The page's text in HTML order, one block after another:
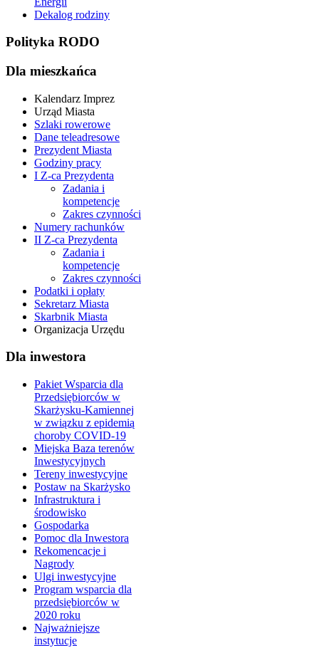
Dekalog rodziny
Polityka RODO
Dla mieszkańca
Kalendarz Imprez
Urząd Miasta
Szlaki rowerowe
Dane teleadresowe
Prezydent Miasta
Godziny pracy
I Z-ca Prezydenta
Zadania i
kompetencje
Zakres czynności
Numery rachunków
II Z-ca Prezydenta
Zadania i
kompetencje
Zakres czynności
Podatki i opłaty
Sekretarz Miasta
Skarbnik Miasta
Organizacja Urzędu
Dla inwestora
Pakiet Wsparcia dla
Przedsiębiorców w
Skarżysku-Kamiennej
w związku z epidemią
choroby COVID-19
Miejska Baza terenów
Inwestycyjnych
Tereny inwestycyjne
Postaw na Skarżysko
Infrastruktura i
środowisko
Gospodarka
Pomoc dla Inwestora
Rekomencacje i
Nagrody
Ulgi inwestycyjne
Program wsparcia dla
przedsiębiorców w
2020 roku
Najważniejsze
instytucje